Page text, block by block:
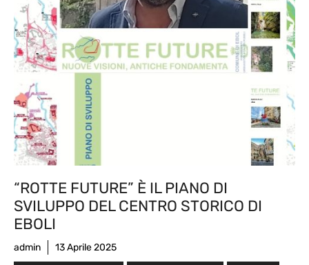
“ROTTE FUTURE” È IL PIANO DI
SVILUPPO DEL CENTRO STORICO DI
EBOLI
admin 13 Aprile 2025